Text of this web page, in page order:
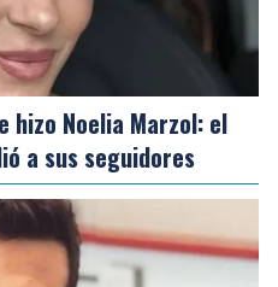
hizo Noelia Marzol: el
a sus seguidores